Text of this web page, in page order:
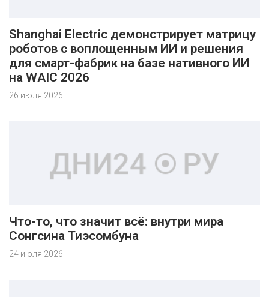
Shanghai Electric демонстрирует матрицу
роботов с воплощенным ИИ и решения
для смарт-фабрик на базе нативного ИИ
на WAIC 2026
26 июля 2026
Что-то, что значит всё: внутри мира
Сонгсина Тиэсомбуна
24 июля 2026